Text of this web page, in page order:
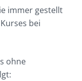
immer gestellt
bei
ohne